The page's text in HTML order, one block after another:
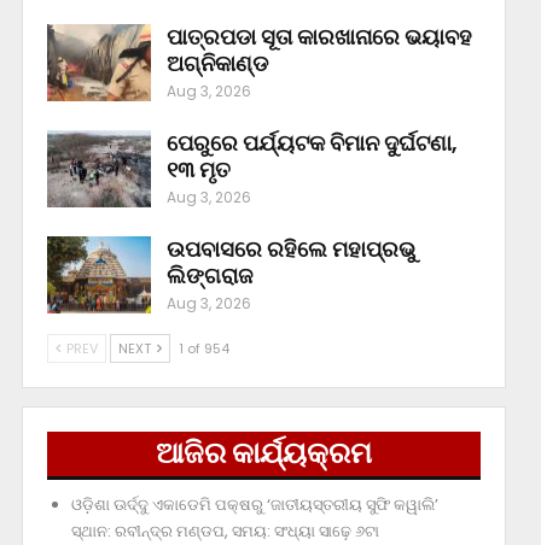
ପାତ୍ରପଡା ସୂତା କାରଖାନାରେ ଭୟାବହ
ଅଗ୍ନିକାଣ୍ଡ
Aug 3, 2026
ପେରୁରେ ପର୍ଯ୍ୟଟକ ବିମାନ ଦୁର୍ଘଟଣା,
୧୩ ମୃତ
Aug 3, 2026
ଉପବାସରେ ରହିଲେ ମହାପ୍ରଭୁ
ଲିଙ୍ଗରାଜ
Aug 3, 2026
PREV NEXT 1 of 954
ଆଜିର କାର୍ଯ୍ୟକ୍ରମ
ଓଡ଼ିଶା ଊର୍ଦ୍ଦୁ ଏକାଡେମି ପକ୍ଷରୁ ‘ଜାତୀୟସ୍ତରୀୟ ସୁଫି କୱାଲି’
ସ୍ଥାନ: ରବୀନ୍ଦ୍ର ମଣ୍ଡପ, ସମୟ: ସଂଧ୍ୟା ସାଢ଼େ ୬ଟା